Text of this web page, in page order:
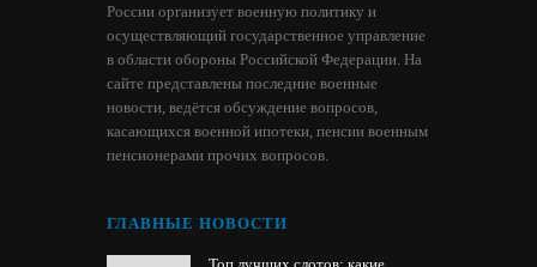
России организует военную политику и
осуществляющий государственное управление
в области обороны Российской Федерации. На
сайте представлены последние военные
новости, ведётся обсуждение вопросов,
касающихся военной ипотеки, пенсии военным
пенсионерами прочих вопросов.
ГЛАВНЫЕ НОВОСТИ